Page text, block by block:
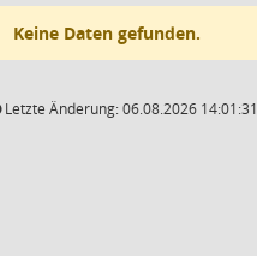
Keine Daten gefunden.
Letzte Änderung: 06.08.2026 14:01:31